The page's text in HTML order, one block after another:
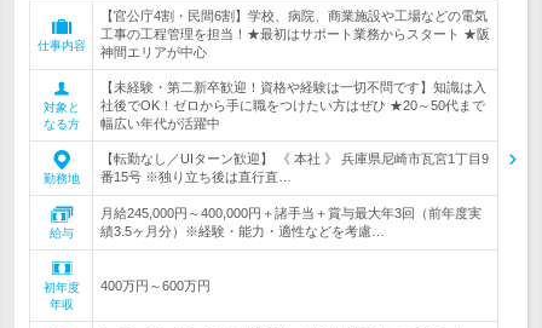
仕事内容
【官公庁4割・民間6割】学校、病院、商業施設や工場などの電気
工事の工程管理を担当！★最初はサポート業務からスタート ★阪
神間エリアが中心
対象と
なる方
【未経験・第二新卒歓迎！資格や経験は一切不問です】知識は入
社後でOK！ゼロから手に職をつけたい方はぜひ ★20～50代まで
幅広い年代が活躍中
勤務地
【転勤なし／UIターン歓迎】 《 本社 》 兵庫県尼崎市瓦宮1丁目9
番15号 ※独り立ち後は直行直…
給与
月給245,000円～400,000円＋諸手当＋賞与最大年3回（前年度実
績3.5ヶ月分）※経験・能力・適性などを考慮…
初年度
年収
400万円～600万円